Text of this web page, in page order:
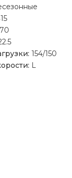
70
154/150
L